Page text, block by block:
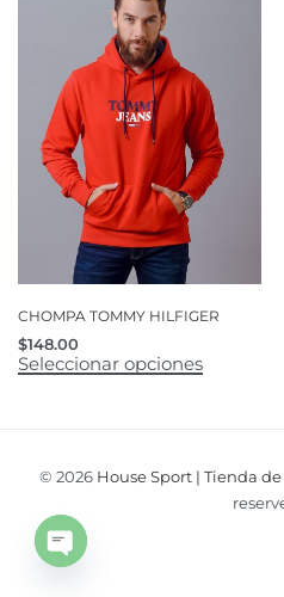
CHOMPA TOMMY HILFIGER
$148.00
Seleccionar opciones
© 2026 House Sport | Tienda
Open